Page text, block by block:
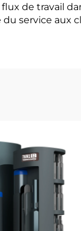
de travail
du service aux